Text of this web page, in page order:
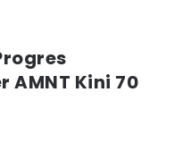
AMNT Kini 70